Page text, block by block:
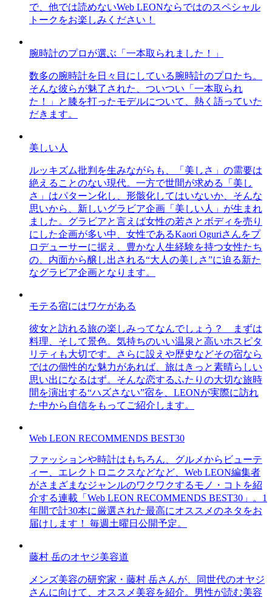
で、他では読めないWeb LEONならではのスペシャル
トークをお楽しみください！
腕時計のプロが選ぶ「一本取られました！」
数多の腕時計を日々目にしている腕時計のプロたち。
そんな彼らが魅了された、ついつい「一本取られ
た！」と膝を打ったモデルについて、熱く語っていた
だきます。
美しい人
ルッキズム批判を生みながらも、「美しさ」の需要は
絶えることのない現代。一方で世間が求める「美し
さ」はパターン化し、形骸化してはいないか、そんな
思いから、新しいグラビア企画「美しい人」が生まれ
ました。グラビアと言えば女性の若さとボディを売り
にした企画が多い中、女性であるKaori Oguriさんをプ
ロデューサーに据え、豊かな人生経験を持つ女性たち
の、内面から醸し出される“大人の美しさ”に迫る新た
なグラビア企画となります。
モテる宿にはワケがある
彼女と訪れる旅の楽しみってなんでしょう？ まずは
料理、そして景色。気持ちのいい温泉と高いホスピタ
リティも大切です。さらに設えや歴史などその宿なら
ではの個性的な魅力があれば、旅はきっと素晴らしい
思い出になるはず。そんな恋するふたりの大切な旅時
間を演出する“ハズさない”宿を、LEONが実際に訪れ
た中から自信をもってご紹介します。
Web LEON RECOMMENDS BEST30
ファッションや時計はもちろん、グルメからビューテ
ィー、エレクトロニクスなどなど、Web LEON編集者
がさまざまなジャンルのワクワクするモノ・コトを紹
介する連載「Web LEON RECOMMENDS BEST30」。1
年間で計30本に厳選された最高にオススメのネタをお
届けします！ 毎週土曜日公開予定。
藤村 岳のオヤジ美容道
メンズ美容の研究家・藤村 岳さんが、同世代のオヤジ
さんに向けて、オススメ美容を紹介。男性が読む美容